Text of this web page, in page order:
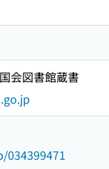
会図書館蔵書